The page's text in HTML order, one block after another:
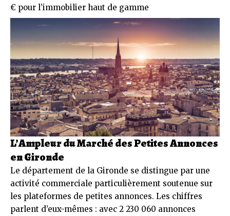
€ pour l’immobilier haut de gamme
L’Ampleur du Marché des Petites Annonces
en Gironde
Le département de la Gironde se distingue par une
activité commerciale particulièrement soutenue sur
les plateformes de petites annonces. Les chiffres
parlent d’eux-mêmes : avec 2 230 060 annonces